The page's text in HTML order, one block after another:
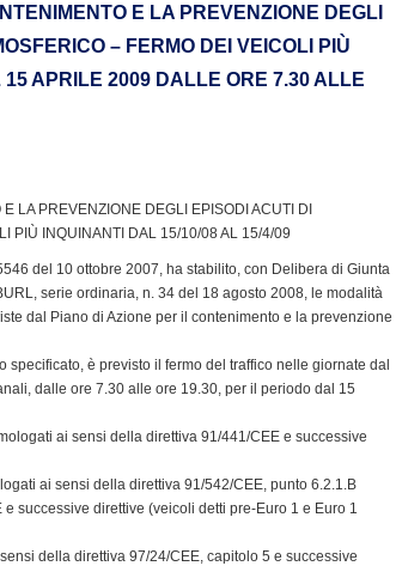
E LA PREVENZIONE DEGLI
– FERMO DEI VEICOLI PIÙ
APRILE 2009 DALLE ORE 7.30 ALLE
LA PREVENZIONE DEGLI EPISODI ACUTI DI
PIÙ INQUINANTI DAL 15/10/08 AL 15/4/09
del 10 ottobre 2007, ha stabilito, con Delibera di Giunta
serie ordinaria, n. 34 del 18 agosto 2008, le modalità
dal Piano di Azione per il contenimento e la prevenzione
specificato, è previsto il fermo del traffico nelle giornate dal
dalle ore 7.30 alle ore 19.30, per il periodo dal 15
ai sensi della direttiva 91/441/CEE e successive
ai sensi della direttiva 91/542/CEE, punto 6.2.1.B
direttive (veicoli detti pre-Euro 1 e Euro 1
della direttiva 97/24/CEE, capitolo 5 e successive